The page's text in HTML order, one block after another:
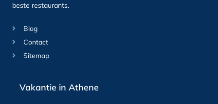
beste restaurants.
Blog
Contact
Sitemap
Vakantie in Athene